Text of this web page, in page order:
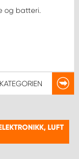
og batteri.
LUFT